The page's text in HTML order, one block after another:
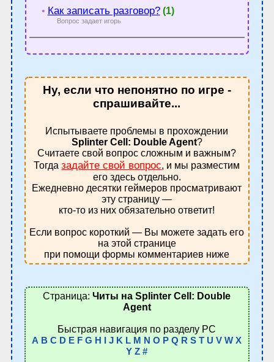
• Как записать разговор? (1)
Вопрос задает игорь
Ну, если что непонятно по игре -
спрашивайте...
Испытываете проблемы в прохождении
Splinter Cell: Double Agent?
Считаете свой вопрос сложным и важным?
Тогдазадайте свой вопрос, и мы разместим
его здесь отдельно.
Ежедневно десятки геймеров просматривают
эту страницу —
кто-то из них обязательно ответит!
Если вопрос короткий — Вы можете задать его
на этой странице
при помощи формы комментариев ниже
Страница:Читы на Splinter Cell: Double
Agent
Быстрая навигация по разделу PC
A B C D E F G H J K L M N O P Q R S T U V W X
Y Z #